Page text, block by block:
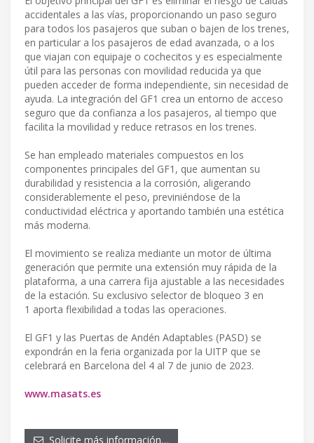
accidentales a las vías, proporcionando un paso seguro
para todos los pasajeros que suban o bajen de los trenes,
en particular a los pasajeros de edad avanzada, o a los
que viajan con equipaje o cochecitos y es especialmente
útil para las personas con movilidad reducida ya que
pueden acceder de forma independiente, sin necesidad de
ayuda. La integración del GF1 crea un entorno de acceso
seguro que da confianza a los pasajeros, al tiempo que
facilita la movilidad y reduce retrasos en los trenes.
Se han empleado materiales compuestos en los
componentes principales del GF1, que aumentan su
durabilidad y resistencia a la corrosión, aligerando
considerablemente el peso, previniéndose de la
conductividad eléctrica y aportando también una estética
más moderna.
El movimiento se realiza mediante un motor de última
generación que permite una extensión muy rápida de la
plataforma, a una carrera fija ajustable a las necesidades
de la estación. Su exclusivo selector de bloqueo 3 en
1 aporta flexibilidad a todas las operaciones.
El GF1 y las Puertas de Andén Adaptables (PASD) se
expondrán en la feria organizada por la UITP que se
celebrará en Barcelona del 4 al 7 de junio de 2023.
www.masats.es
Solicite más información…